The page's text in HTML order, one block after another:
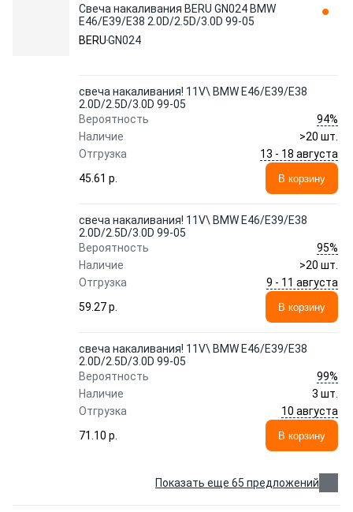
Свеча накаливания BERU GN024 BMW
E46/E39/E38 2.0D/2.5D/3.0D 99-05
BERUGN024
свеча накаливания! 11V\ BMW E46/E39/E38
2.0D/2.5D/3.0D 99-05
Вероятность
94%
Наличие
>20 шт.
Отгрузка
13 - 18 августа
45.61 p.
В корзину
свеча накаливания! 11V\ BMW E46/E39/E38
2.0D/2.5D/3.0D 99-05
Вероятность
95%
Наличие
>20 шт.
Отгрузка
9 - 11 августа
59.27 p.
В корзину
свеча накаливания! 11V\ BMW E46/E39/E38
2.0D/2.5D/3.0D 99-05
Вероятность
99%
Наличие
3 шт.
Отгрузка
10 августа
71.10 p.
В корзину
Показать еще 65 предложений